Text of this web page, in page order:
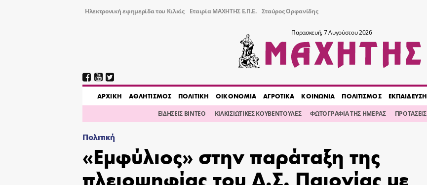
Ηλεκτρονική εφημερίδα του Κιλκίς Εταιρία ΜΑΧΗΤΗΣ Ε.Π.Ε. Σταύρος Ορφανίδης
Παρασκευή, 7 Αυγούστου 2026
AΡΧΙΚΗ ΑΘΛΗΤΙΣΜΟΣ ΠΟΛΙΤΙΚΗ ΟΙΚΟΝΟΜΙΑ ΑΓΡΟΤΙΚΑ ΚΟΙΝΩΝΙΑ ΠΟΛΙΤΙΣΜΟΣ ΕΚΠΑΙΔΕΥΣΗ
ΕΙΔΗΣΕΙΣ ΒΙΝΤΕΟ ΚΙΛΚΙΣΙΩΤΙΚΕΣ ΚΟΥΒΕΝΤΟΥΛΕΣ ΦΩΤΟΓΡΑΦΙΑ ΤΗΣ ΗΜΕΡΑΣ ΠΡΟΤΑΣΕΙΣ
Πολιτική
«Εμφύλιος» στην παράταξη της
πλειοψηφίας του Δ.Σ. Παιονίας με